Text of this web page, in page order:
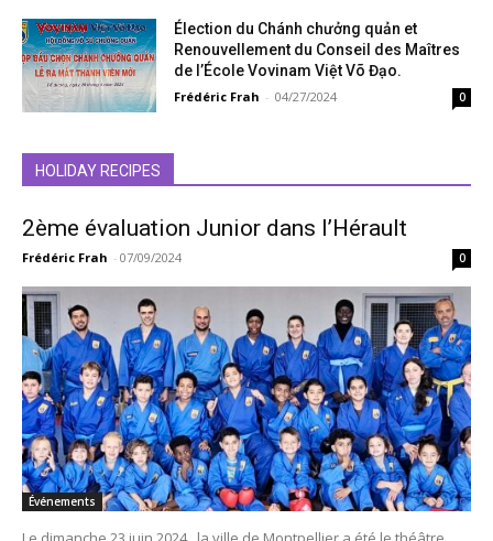
Élection du Chánh chưởng quản et
Renouvellement du Conseil des Maîtres
de l’École Vovinam Việt Võ Đạo.
Frédéric Frah - 04/27/2024 0
HOLIDAY RECIPES
2ème évaluation Junior dans l’Hérault
Frédéric Frah - 07/09/2024 0
Événements